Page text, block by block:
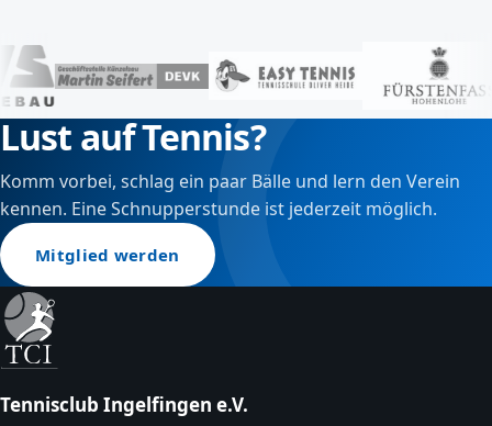
Lust auf Tennis?
Komm vorbei, schlag ein paar Bälle und lern den Verein
kennen. Eine Schnupperstunde ist jederzeit möglich.
Mitglied werden
Tennisclub Ingelfingen e.V.